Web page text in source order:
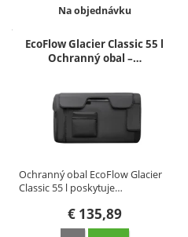
Dostupnosť:
Na objednávku
EcoFlow Glacier Classic 55 l
Ochranný obal –…
Ochranný obal EcoFlow Glacier
Classic 55 l poskytuje…
€135,89